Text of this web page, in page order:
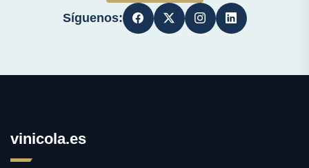
Síguenos:
vinicola.es